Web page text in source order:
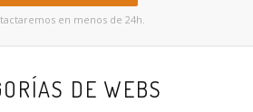
en menos de 24h.
DE WEBS